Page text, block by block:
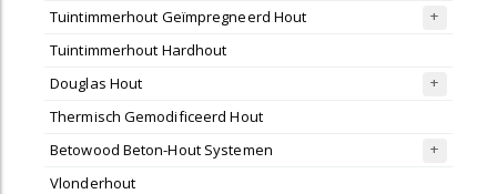
Tuintimmerhout Geïmpregneerd Hout
Tuintimmerhout Hardhout
Douglas Hout
Thermisch Gemodificeerd Hout
Betowood Beton-Hout Systemen
Vlonderhout